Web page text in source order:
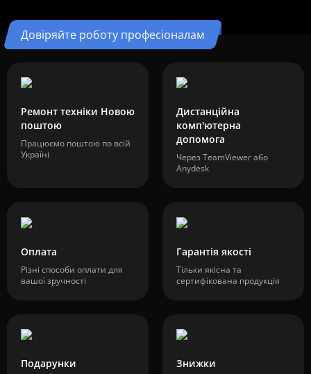
Довіряйте роботу професіоналам
Ремонт техніки Новою
поштою
Працюємо поштою по всій
Україні
Дистанційна
комп'ютерна
допомога
Через TeamViewer або
Anydesk
Оплата
Різні способи оплати для
вашої зручності
Гарантія якості
Тільки якісна та
сертифікована продукція
Подарунки Знижки